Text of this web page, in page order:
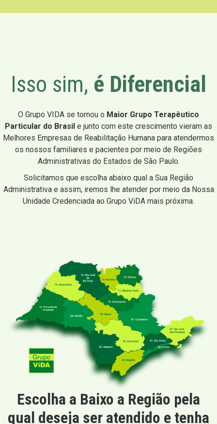
Isso sim, é Diferencial
O Grupo VIDA se tornou o Maior Grupo Terapêutico
Particular do Brasil e junto com este crescimento vieram as
Melhores Empresas de Reabilitação Humana para atendermos
os nossos familiares e pacientes por meio de Regiões
Administrativas do Estados de São Paulo.
Solicitamos que escolha abaixo qual a Sua Região
Administrativa e assim, iremos lhe atender por meio da Nossa
Unidade Credenciada ao Grupo ViDA mais próxima.
Escolha a Baixo a Região pela
qual deseja ser atendido e tenha